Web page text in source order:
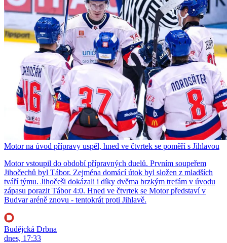
Motor na úvod přípravy uspěl, hned ve čtvrtek se poměří s Jihlavou
Motor vstoupil do období přípravných duelů. Prvním soupeřem
Jihočechů byl Tábor. Zejména domácí útok byl složen z mladších
tváří týmu. Jihočeši dokázali i díky dvěma brzkým trefám v úvodu
zápasu porazit Tábor 4:0. Hned ve čtvrtek se Motor představí v
Budvar aréně znovu - tentokrát proti Jihlavě.
Budějcká Drbna
dnes, 17:33